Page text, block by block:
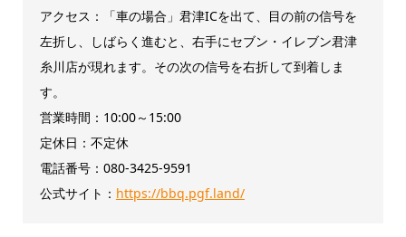
アクセス：「車の場合」君津ICを出て、目の前の信号を
左折し、しばらく進むと、右手にセブン・イレブン君津
糸川店が現れます。その次の信号を右折して到着しま
す。
営業時間：10:00～15:00
定休日：不定休
電話番号：080-3425-9591
公式サイト： https://bbq.pgf.land/